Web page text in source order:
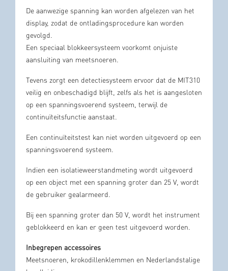
De aanwezige spanning kan worden afgelezen van het
display, zodat de ontladingsprocedure kan worden
gevolgd.
Een speciaal blokkeersysteem voorkomt onjuiste
aansluiting van meetsnoeren.
Tevens zorgt een detectiesysteem ervoor dat de MIT310
veilig en onbeschadigd blijft, zelfs als het is aangesloten
op een spanningsvoerend systeem, terwijl de
continuïteitsfunctie aanstaat.
Een continuïteitstest kan niet worden uitgevoerd op een
spanningsvoerend systeem.
Indien een isolatieweerstandmeting wordt uitgevoerd
op een object met een spanning groter dan 25 V, wordt
de gebruiker gealarmeerd.
Bij een spanning groter dan 50 V, wordt het instrument
geblokkeerd en kan er geen test uitgevoerd worden.
Inbegrepen accessoires
Meetsnoeren, krokodillenklemmen en Nederlandstalige